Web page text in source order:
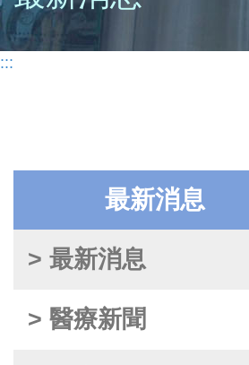
:::
最新消息
> 最新消息
> 醫療新聞